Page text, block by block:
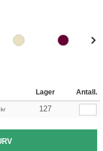
Lager Antall.
kr 127